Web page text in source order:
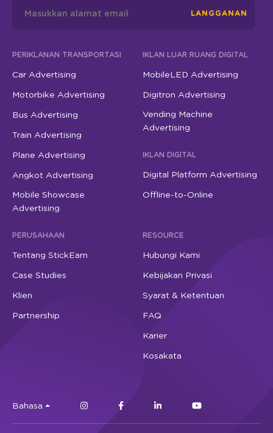
LANGGANAN
PERIKLANAN TRANSPORTASI
Car Advertising
Motorbike Advertising
Bus Advertising
Train Advertising
Plane Advertising
Angkot Advertising
Mobile Showcase
Advertising
IKLAN LUAR RUANG DIGITAL
MobileLED Advertising
Digitron Advertising
Vending Machine
Advertising
IKLAN DIGITAL
Digital Platform Advertising
Offline-to-Online
PERUSAHAAN
Tentang StickEarn
Case Studies
Klien
Partnership
RESOURCE
Hubungi Kami
Kebijakan Privasi
Syarat & Ketentuan
FAQ
Karier
Kosakata
Bahasa